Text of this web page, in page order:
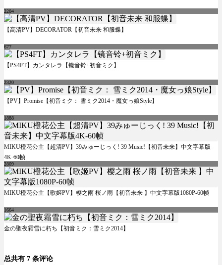
2204
【高清PV】DECORATOR【初音未来 和服蝶】
677
【PS4FT】カンタレラ【镜音铃+初音ミク】
2320
【PV】Promise【初音ミク： 雪ミク2014・魔女っ娘Style】
1888
MIKU橙花公主【超清PV】39みゅーじっく! 39 Music!【初音未来】中文字幕版
4K-60帧
2809
MIKU橙花公主【歌姬PV】樱之雨 桜ノ雨【初音未来 】中文字幕版1080P-60帧
1664
金の聖夜霜雪に朽ち【初音ミク：雪ミク2014】
总共有 7 条评论